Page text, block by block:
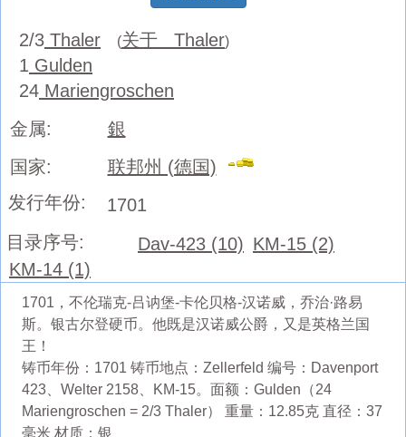
2/3 Thaler (关于 Thaler)
1 Gulden
24 Mariengroschen
金属:
銀
国家:
联邦州 (德国)
发行年份:
1701
目录序号:
Dav-423 (10) KM-15 (2)
KM-14 (1)
1701，不伦瑞克-吕讷堡-卡伦贝格-汉诺威，乔治·路易
斯。银古尔登硬币。他既是汉诺威公爵，又是英格兰国
王！
铸币年份：1701 铸币地点：Zellerfeld 编号：Davenport
423、Welter 2158、KM-15。面额：Gulden（24
Mariengroschen = 2/3 Thaler） 重量：12.85克 直径：37
毫米 材质：银